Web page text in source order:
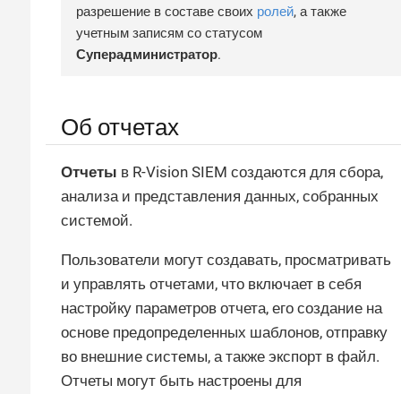
разрешение в составе своих ролей, а также
учетным записям со статусом
Суперадминистратор.
Об отчетах
Отчеты в R-Vision SIEM создаются для сбора,
анализа и представления данных, собранных
системой.
Пользователи могут создавать, просматривать
и управлять отчетами, что включает в себя
настройку параметров отчета, его создание на
основе предопределенных шаблонов, отправку
во внешние системы, а также экспорт в файл.
Отчеты могут быть настроены для